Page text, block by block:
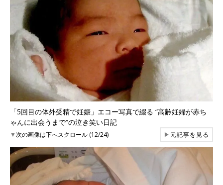
「5回目の体外受精で妊娠」エコー写真で綴る “高齢妊婦が赤ち
ゃんに出会うまで“の泣き笑い日記
▼次の画像は下へスクロール (12/24) ▶元記事を見る